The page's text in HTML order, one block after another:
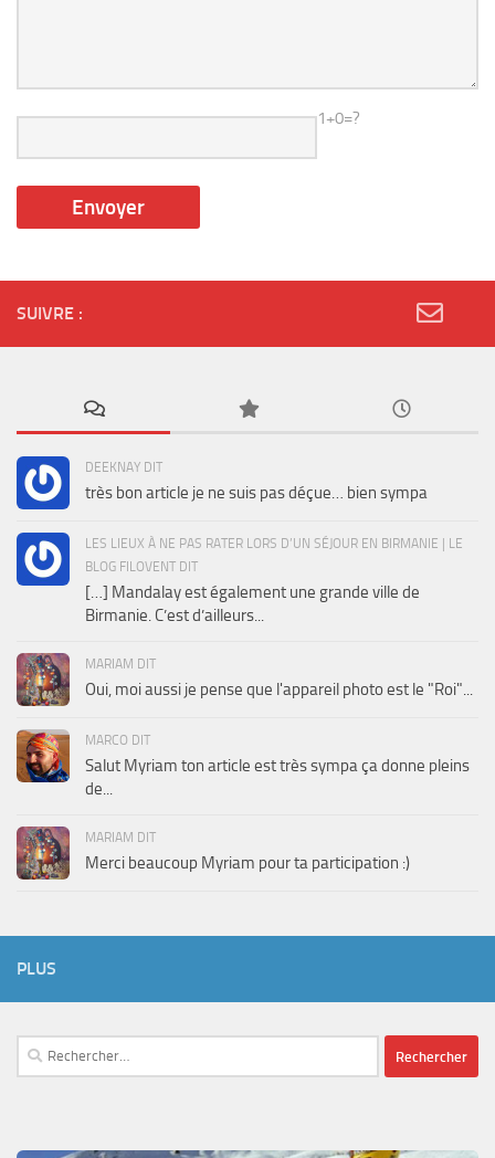
1+0=?
SUIVRE :
DEEKNAY DIT
très bon article je ne suis pas déçue… bien sympa
LES LIEUX À NE PAS RATER LORS D’UN SÉJOUR EN BIRMANIE | LE
BLOG FILOVENT DIT
[…] Mandalay est également une grande ville de
Birmanie. C’est d’ailleurs...
MARIAM DIT
Oui, moi aussi je pense que l'appareil photo est le "Roi"...
MARCO DIT
Salut Myriam ton article est très sympa ça donne pleins
de...
MARIAM DIT
Merci beaucoup Myriam pour ta participation :)
PLUS
Rechercher :